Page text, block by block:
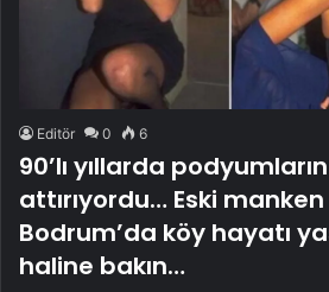
Editör 0 6
90’lı yıllarda
attırıyordu… Eski
Bodrum’da köy hayatı
haline bakın…